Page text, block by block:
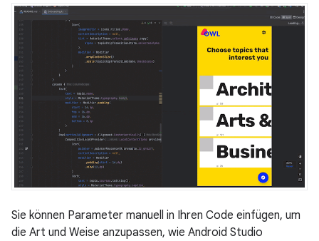
Sie können Parameter manuell in Ihren Code einfügen, um
die Art und Weise anzupassen, wie Android Studio